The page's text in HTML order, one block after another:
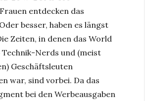
w-
Frauen entdecken das
besser, haben es längst
Zeiten, in denen das World
Technik-Nerds und (meist
Geschäftsleuten
war, sind vorbei. Da das
bei den Werbeausgaben